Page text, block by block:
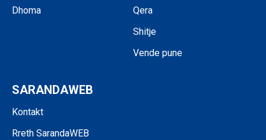
Dhoma
Qera
Shitje
Vende pune
SARANDAWEB
Kontakt
Rreth SarandaWEB